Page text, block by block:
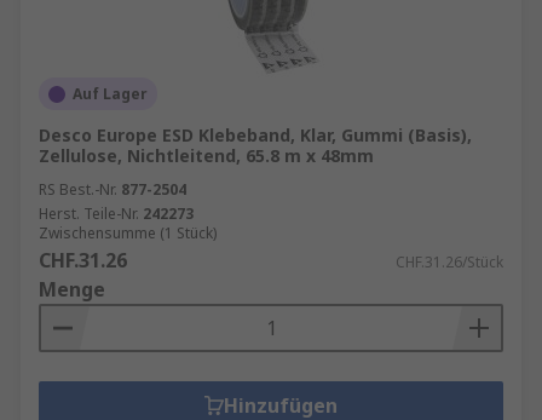
Auf Lager
Desco Europe ESD Klebeband, Klar, Gummi (Basis),
Zellulose, Nichtleitend, 65.8 m x 48mm
RS Best.-Nr. 877-2504
Herst. Teile-Nr. 242273
Zwischensumme (1 Stück)
CHF.31.26 CHF.31.26/Stück
Menge
Hinzufügen